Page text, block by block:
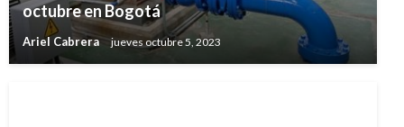
octubre en Bogotá
Ariel Cabrera jueves octubre 5, 2023